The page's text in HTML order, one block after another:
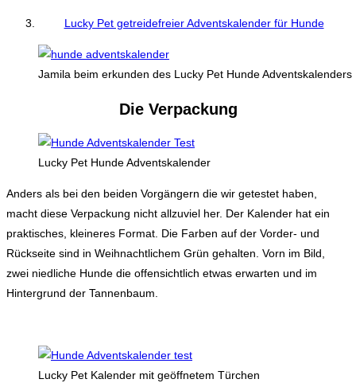
Lucky Pet getreidefreier Adventskalender für Hunde
Jamila beim erkunden des Lucky Pet Hunde Adventskalenders
Die Verpackung
Lucky Pet Hunde Adventskalender
Anders als bei den beiden Vorgängern die wir getestet haben,
macht diese Verpackung nicht allzuviel her. Der Kalender hat ein
praktisches, kleineres Format. Die Farben auf der Vorder- und
Rückseite sind in Weihnachtlichem Grün gehalten. Vorn im Bild,
zwei niedliche Hunde die offensichtlich etwas erwarten und im
Hintergrund der Tannenbaum.
Lucky Pet Kalender mit geöffnetem Türchen